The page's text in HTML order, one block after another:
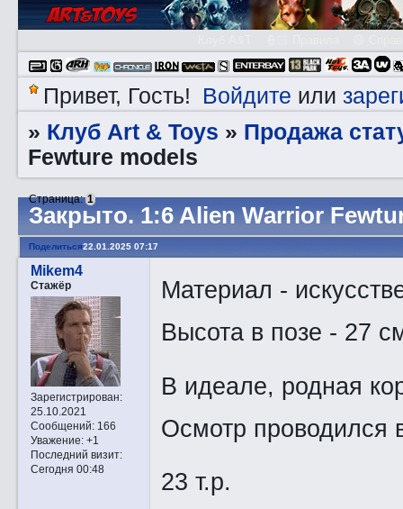
Привет, Гость! Войдите или
» Клуб Art & Toys » Продажа
Fewture models
Закрытo. 1:6 Alien Warrior
Страница:1
Поделиться22.01.2025 07:17
Mikem4
Стажёр
Зарегистрирован:
25.10.2021
Сообщений:166
Уважение: +1
Последний визит:
Сегодня 00:48
Материал -
Высота в позе - 27
В идеале, родная
Осмотр проводился
23 т.р.